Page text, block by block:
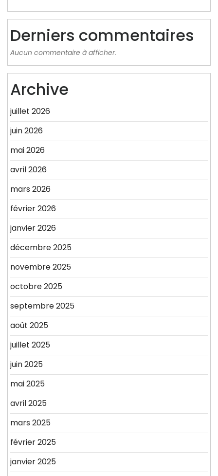
Derniers commentaires
Aucun commentaire à afficher.
Archive
juillet 2026
juin 2026
mai 2026
avril 2026
mars 2026
février 2026
janvier 2026
décembre 2025
novembre 2025
octobre 2025
septembre 2025
août 2025
juillet 2025
juin 2025
mai 2025
avril 2025
mars 2025
février 2025
janvier 2025